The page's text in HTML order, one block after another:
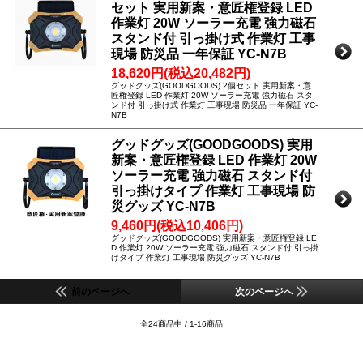
セット 実用新案・意匠権登録 LED
作業灯 20W ソーラー充電 強力磁石
スタンド付 引っ掛け式 作業灯 工事
現場 防災品 一年保証 YC-N7B
18,620円(税込20,482円)
グッドグッズ(GOODGOODS) 2個セット 実用新案・意
匠権登録 LED 作業灯 20W ソーラー充電 強力磁石 スタ
ンド付 引っ掛け式 作業灯 工事現場 防災品 一年保証 YC-
N7B
グッドグッズ(GOODGOODS) 実用
新案・意匠権登録 LED 作業灯 20W
ソーラー充電 強力磁石 スタンド付
引っ掛けタイプ 作業灯 工事現場 防
災グッズ YC-N7B
9,460円(税込10,406円)
グッドグッズ(GOODGOODS) 実用新案・意匠権登録 LE
D 作業灯 20W ソーラー充電 強力磁石 スタンド付 引っ掛
けタイプ 作業灯 工事現場 防災グッズ YC-N7B
前のページへ 次のページへ
全24商品中 / 1-16商品